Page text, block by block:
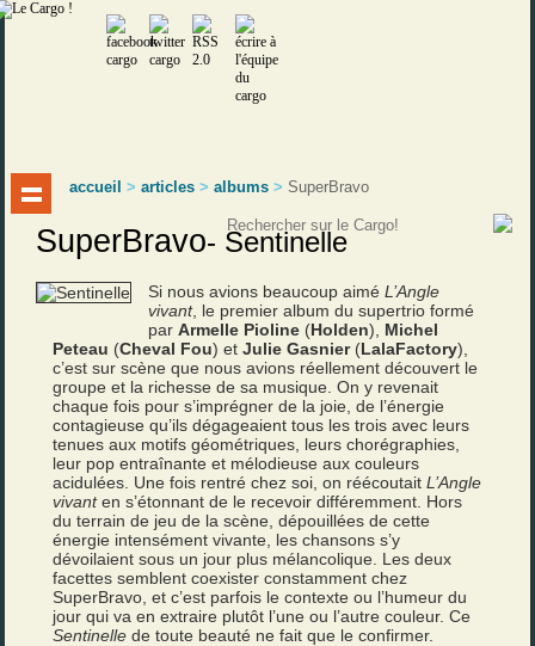
accueil >articles >albums >SuperBravo
SuperBravo- Sentinelle
Si nous avions beaucoup aiméL’Angle
vivant, le premier album du supertrio formé
parArmelle Pioline (Holden), Michel
Peteau (Cheval Fou) etJulie Gasnier(LalaFactory),
c’est sur scène que nous avions réellement découvert le
groupe et la richesse de sa musique. On y revenait
chaque fois pour s’imprégner de la joie, de l’énergie
contagieuse qu’ils dégageaient tous les trois avec leurs
tenues aux motifs géométriques, leurs chorégraphies,
leur pop entraînante et mélodieuse aux couleurs
acidulées. Une fois rentré chez soi, on réécoutaitL’Angle
vivanten s’étonnant de le recevoir différemment. Hors
du terrain de jeu de la scène, dépouillées de cette
énergie intensément vivante, les chansons s’y
dévoilaient sous un jour plus mélancolique. Les deux
facettes semblent coexister constamment chez
SuperBravo, et c’est parfois le contexte ou l’humeur du
jour qui va en extraire plutôt l’une ou l’autre couleur. Ce
Sentinelle de toute beauté ne fait que le confirmer.